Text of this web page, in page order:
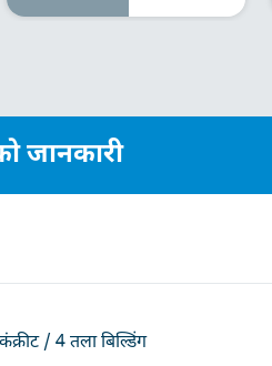
जानकारी
/ 4 तला बिल्डिंग